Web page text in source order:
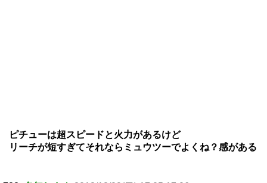
ピチューは超スピードと火力があるけど
リーチが短すぎてそれならミュウツーでよくね？感がある